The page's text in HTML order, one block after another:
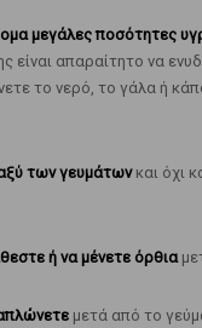
μεγάλες ποσότητες
είναι απαραίτητο να
το νερό, το γάλα ή
των γευμάτωνκαι όχι
ή να μένετε όρθια
μετά από το